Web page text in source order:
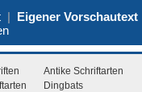
| Eigener Vorschautext
Antike Schriftarten
Dingbats